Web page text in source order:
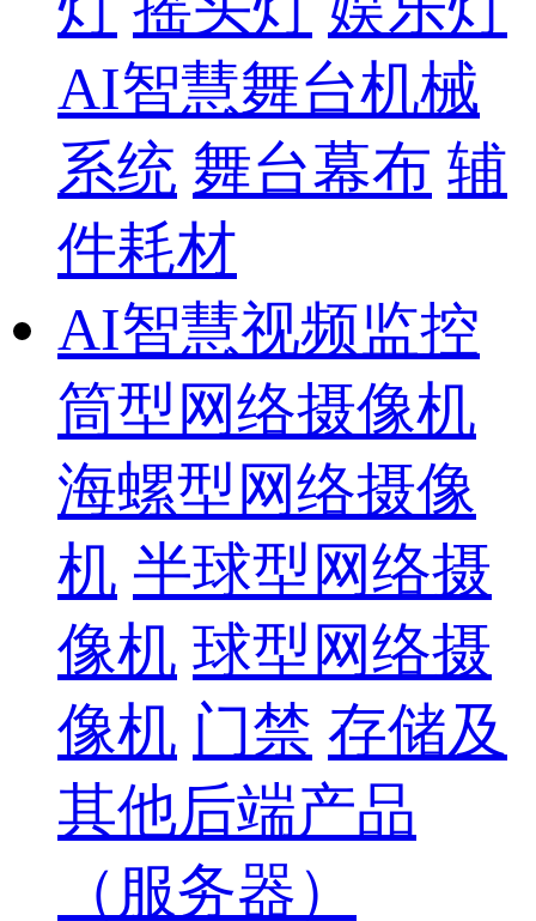
AI智慧舞台机械
系统 舞台幕布 辅
件耗材
AI智慧视频监控
筒型网络摄像机
海螺型网络摄像
机 半球型网络摄
像机 球型网络摄
像机 门禁 存储及
其他后端产品
（服务器）